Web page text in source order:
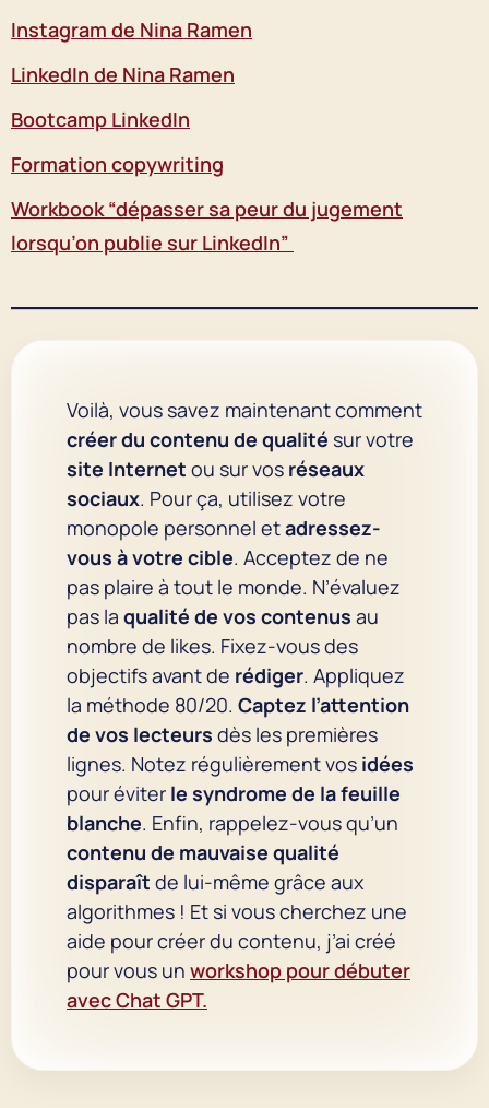
Instagram de Nina Ramen
LinkedIn de Nina Ramen
Bootcamp LinkedIn
Formation copywriting
Workbook “dépasser sa peur du jugement
lorsqu’on publie sur LinkedIn”
Voilà, vous savez maintenant comment
créer du contenu de qualité sur votre
site Internet ou sur vos réseaux
sociaux. Pour ça, utilisez votre
monopole personnel etadressez-
vous à votre cible. Acceptez de ne
pas plaire à tout le monde. N’évaluez
pas la qualité de vos contenus au
nombre de likes. Fixez-vous des
objectifs avant de rédiger. Appliquez
la méthode 80/20. Captez l’attention
de vos lecteurs dès les premières
lignes. Notez régulièrement vos idées
pour éviter le syndrome de la feuille
blanche. Enfin, rappelez-vous qu’un
contenu de mauvaise qualité
disparaît de lui-même grâce aux
algorithmes ! Et si vous cherchez une
aide pour créer du contenu, j’ai créé
pour vous un workshop pour débuter
avec Chat GPT.